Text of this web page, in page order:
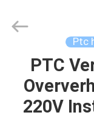
THUIS
Ptc
PTC
220V